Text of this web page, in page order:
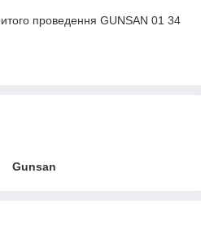
проведення GUNSAN 01 34
Gunsan